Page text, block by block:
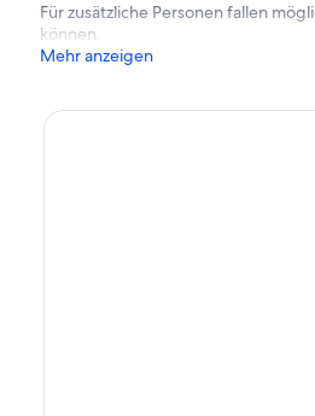
Für zusätzliche Personen fallen
können.
Mehr anzeigen